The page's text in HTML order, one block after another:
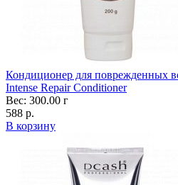
Кондиционер для поврежденных
Intense Repair Conditioner
Вес: 300.00 г
588 р.
В корзину